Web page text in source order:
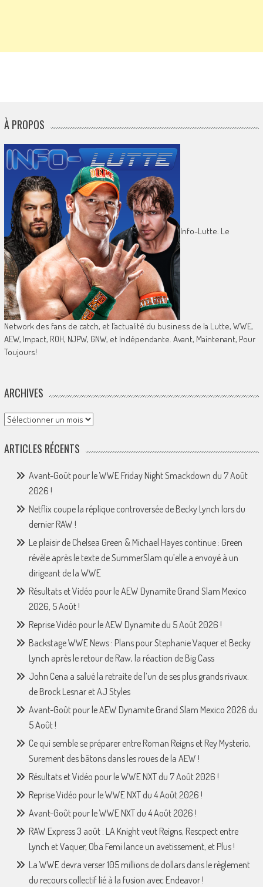
À PROPOS
Info-Lutte. Le
Network des fans de catch, et l’actualité du business de la Lutte, WWE,
AEW, Impact, ROH, NJPW, GNW, et Indépendante. Avant, Maintenant, Pour
Toujours!
ARCHIVES
Archives
ARTICLES RÉCENTS
Avant-Goût pour le WWE Friday Night Smackdown du 7 Août
2026 !
Netflix coupe la réplique controversée de Becky Lynch lors du
dernier RAW !
Le plaisir de Chelsea Green & Michael Hayes continue : Green
révèle après le texte de SummerSlam qu’elle a envoyé à un
dirigeant de la WWE
Résultats et Vidéo pour le AEW Dynamite Grand Slam Mexico
2026, 5 Août !
Reprise Vidéo pour le AEW Dynamite du 5 Août 2026 !
Backstage WWE News : Plans pour Stephanie Vaquer et Becky
Lynch après le retour de Raw, la réaction de Big Cass
John Cena a salué la retraite de l’un de ses plus grands rivaux.
de Brock Lesnar et AJ Styles
Avant-Goût pour le AEW Dynamite Grand Slam Mexico 2026 du
5 Août !
Ce qui semble se préparer entre Roman Reigns et Rey Mysterio,
Surement des bâtons dans les roues de la AEW !
Résultats et Vidéo pour le WWE NXT du 7 Août 2026 !
Reprise Vidéo pour le WWE NXT du 4 Août 2026 !
Avant-Goût pour le WWE NXT du 4 Août 2026 !
RAW Express 3 août : LA Knight veut Reigns, Rescpect entre
Lynch et Vaquer, Oba Femi lance un avetissement, et Plus !
La WWE devra verser 105 millions de dollars dans le règlement
du recours collectif lié à la fusion avec Endeavor !